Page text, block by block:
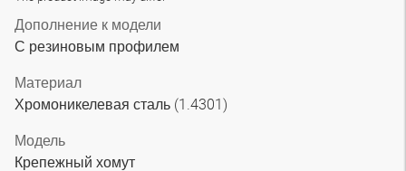
Дополнение к модели
С резиновым профилем
Материал
Хромоникелевая сталь (1.4301)
Модель
Крепежный хомут